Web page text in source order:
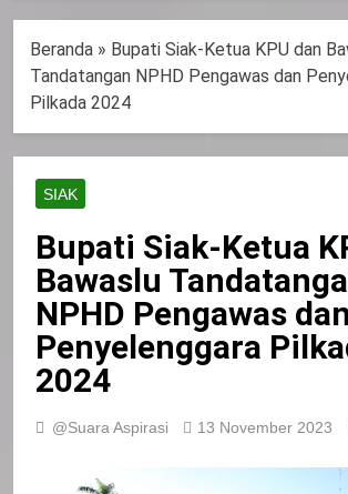
Beranda » Bupati Siak-Ketua KPU dan
Tandatangan NPHD Pengawas dan
Pilkada 2024
SIAK
Bupati Siak-Ketua
Bawaslu
NPHD Pengawas dan
Penyelenggara
2024
@Suara Aspirasi 13 November 2023